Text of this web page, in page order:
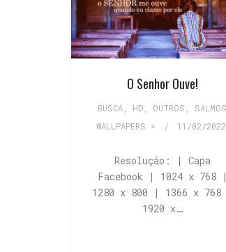
O Senhor Ouve!
BUSCA, HD, OUTROS SALMOS
WALLPAPERS >
/ 11/02/2022
Resolução: | Capa
Facebook | 1024 x 768 |
1280 x 800 | 1366 x 768
1920 x…